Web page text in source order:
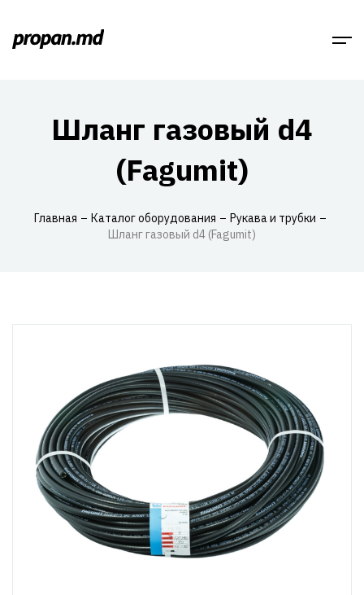
Шланг газовый d4
(Fagumit)
Главная Каталог оборудования
Рукава и трубки
Шланг газовый d4 (Fagumit)